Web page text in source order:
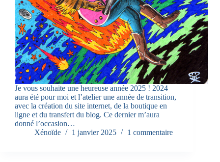
Je vous souhaite une heureuse année 2025 ! 2024
aura été pour moi et l’atelier une année de transition,
avec la création du site internet, de la boutique en
ligne et du transfert du blog. Ce dernier m’aura
donné l’occasion…
Xénoïde
1 janvier 2025 1 commentaire